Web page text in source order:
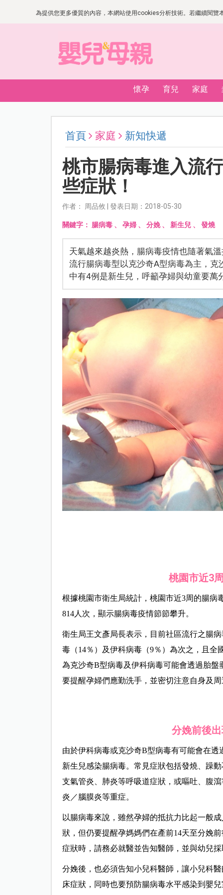
為提供您更多優質的內容，本網站使用cookies分析技術。若繼續閱
懷孕 育兒 家庭
首頁 家庭 新知快遞
桃市腸病毒進入流
些症狀！
作者： 周品攸 | 發表日期：2018-05-30
關鍵字： 腸病毒、 孕婦、 分娩、 新生兒、 發燒
天氣越來越炎熱，腸病毒疫情也隨著氣
流行腸病毒型以克沙奇A型病毒為主，
中有4例是新生兒，呼籲孕婦與幼童要萬
桃園市近3
根據桃園市衛生局統計，桃園市近3周的腸病
814人次，顯示腸病毒疫情節節攀升。
衛生局王文彥局長表示，目前社區流行之腸
毒（14％）及伊科病毒（9％）為次之，且全
為克沙奇B型病毒及伊科病毒可能會透過胎
要提醒孕婦們應勤洗手，並密切注意自身及
分娩前後
由於伊科病毒或克沙奇B型病毒有可能會在
新生兒感染腸病毒。常見症狀包括發燒、躁
支氣管炎、肺炎等呼吸道症狀，或嘔吐、腹
炎／腦膜炎等重症。
以腸病毒來說，雖然孕婦的抵抗力比起一般
狀，但仍要提醒孕媽媽們在產前14天至分娩
症狀時，請務必就醫並告知醫師，並與幼兒
分娩後，也必須告知小兒科醫師，讓小兒科
床症狀，同時也要預防腸病毒水平感染到嬰